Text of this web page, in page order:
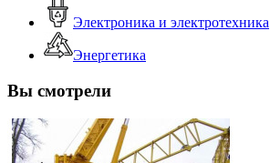
Электроника и электротехника
Энергетика
Вы смотрели